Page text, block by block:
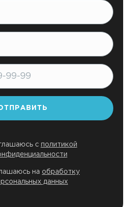
с политикой
на обработку
данных
успешно